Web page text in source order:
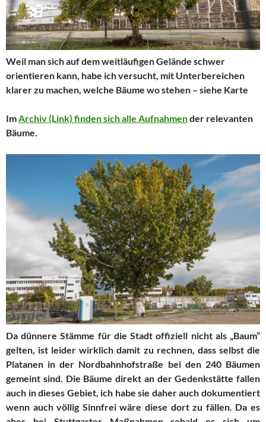
Weil man sich auf dem weitläufigen Gelände schwer
orientieren kann, habe ich versucht, mit Unterbereichen
klarer zu machen, welche Bäume wo stehen – siehe Karte
ImArchiv (Link) finden sich alle Aufnahmender relevanten
Bäume.
Da dünnere Stämme für die Stadt offiziell nicht als „Baum“
gelten, ist leider wirklich damit zu rechnen, dass selbst die
Platanen in der Nordbahnhofstraße bei den 240 Bäumen
gemeint sind. Die Bäume direkt an der Gedenkstätte fallen
auch in dieses Gebiet, ich habe sie daher auch dokumentiert
wenn auch völlig Sinnfrei wäre diese dort zu fällen. Da es